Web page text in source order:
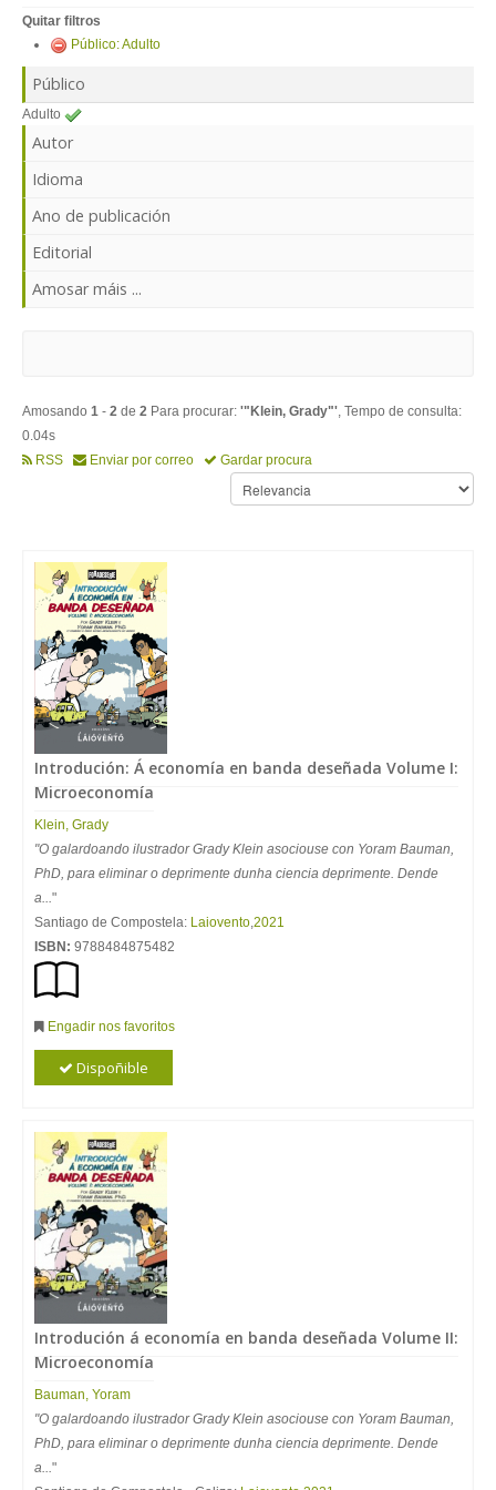
Quitar filtros
Público: Adulto
Público
Adulto
Autor
Idioma
Ano de publicación
Editorial
Amosar máis ...
Amosando 1 - 2 de 2 Para procurar: '"Klein, Grady"', Tempo de consulta:
0.04s
RSS
Enviar por correo Gardar procura
Introdución: Á economía en banda deseñada Volume I:
Microeconomía
Klein, Grady
"O galardoando ilustrador Grady Klein asociouse con Yoram Bauman,
PhD, para eliminar o deprimente dunha ciencia deprimente. Dende
a..."
Santiago de Compostela: Laiovento,2021
ISBN: 9788484875482
Engadir nos favoritos
Dispoñible
Introdución á economía en banda deseñada Volume II:
Microeconomía
Bauman, Yoram
"O galardoando ilustrador Grady Klein asociouse con Yoram Bauman,
PhD, para eliminar o deprimente dunha ciencia deprimente. Dende
a..."